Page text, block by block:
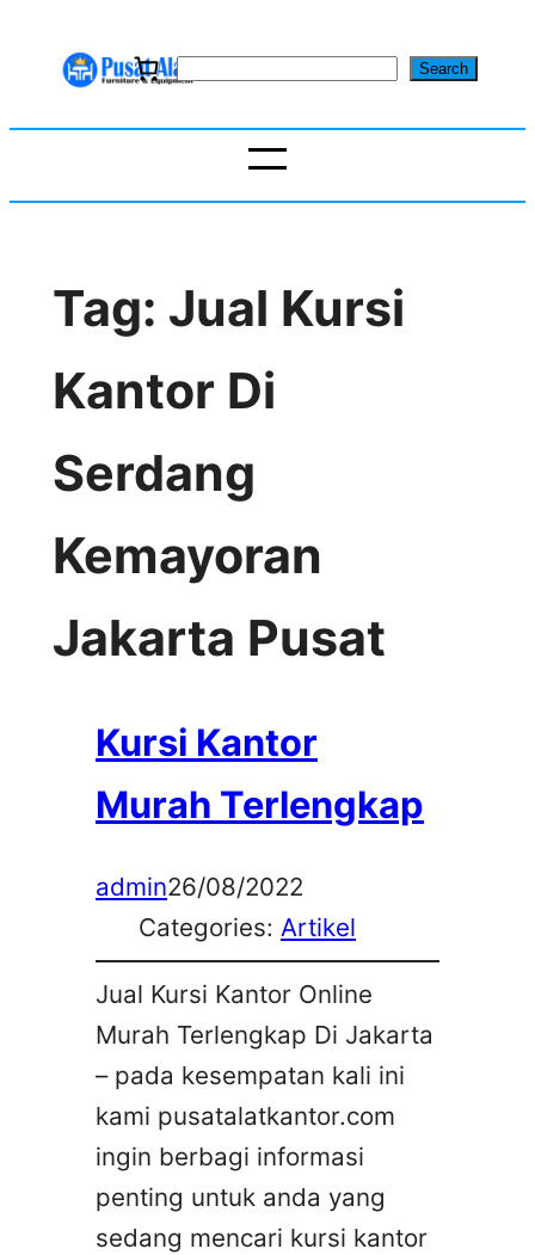
S
r
Search
Tag: Jual Kursi
Kantor Di
Serdang
Kemayoran
Jakarta Pusat
Kursi Kantor
Murah Terlengkap
admin26/08/2022
Categories: Artikel
Jual Kursi Kantor Online
Murah Terlengkap Di Jakarta
– pada kesempatan kali ini
kami pusatalatkantor.com
ingin berbagi informasi
penting untuk anda yang
sedang mencari kursi kantor